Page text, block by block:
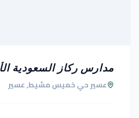
مدارس ركاز السعودية
عسير حي خميس مشيط, عسير